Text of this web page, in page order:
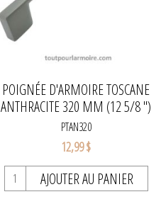
POIGNÉE D'ARMOIRE TOSCANE
ANTHRACITE 320 MM (12 5/8 '')
PTAN320
12,99 $
AJOUTER AU PANIER